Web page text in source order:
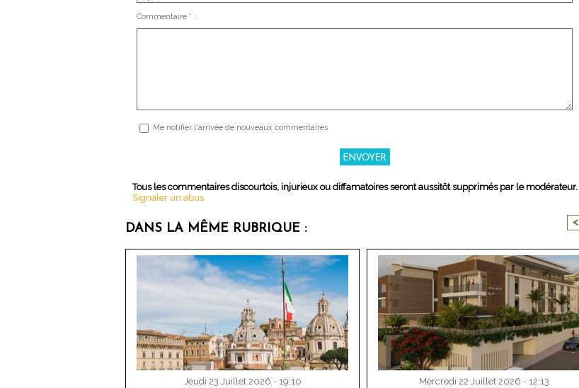
Commentaire * :
Me notifier l'arrivée de nouveaux commentaires
Tous les commentaires discourtois, injurieux ou diffamatoires seront aussitôt supprimés par le modérateur.
Signaler un abus
DANS LA MÊME RUBRIQUE : <
Jeudi 23 Juillet 2026 - 19:10 Mercredi 22 Juillet 2026 - 12:13